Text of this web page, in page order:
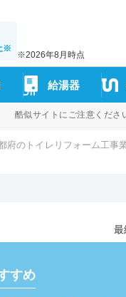
※
※2026年8月時点
給湯器
酷似サイトにご注意くださ
府のトイレリフォーム工事
最
すめ